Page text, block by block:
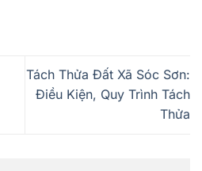
Tách Thửa Đất Xã Sóc Sơn:
Điều Kiện, Quy Trình Tách
Thửa